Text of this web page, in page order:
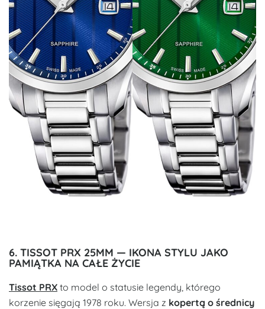
6. TISSOT PRX 25MM — IKONA STYLU JAKO
PAMIĄTKA NA CAŁE ŻYCIE
Tissot PRX to model o statusie legendy, którego
korzenie sięgają 1978 roku. Wersja z kopertą o średnicy